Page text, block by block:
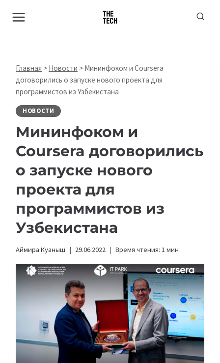
Главная > Новости > Мининфоком и Coursera
договорились о запуске нового проекта для
программистов из Узбекистана
НОВОСТИ
Мининфоком и
Coursera договорились
о запуске нового
проекта для
программистов из
Узбекистана
Аймира Куаныш 29.06.2022 Время чтения: 1 мин